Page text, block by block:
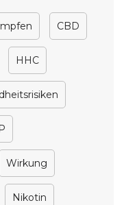
CBD
HHC
Wirkung
Nikotin